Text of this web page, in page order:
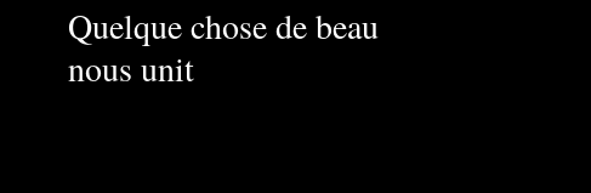
Quelque chose de beau
nous unit